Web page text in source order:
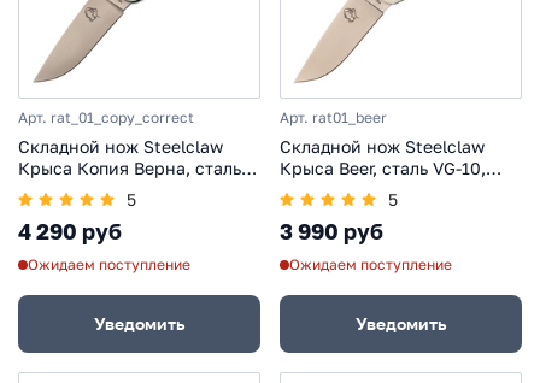
Арт. rat_01_copy_correct
Складной нож Steelclaw
Крыса Копия Верна, сталь
VG-10, рукоять G10, Limited
Edition
5
4 290 руб
Ожидаем поступление
Уведомить
Арт. rat01_beer
Складной нож Steelclaw
Крыса Beer, сталь VG-10,
рукоять G10
5
3 990 руб
Ожидаем поступление
Уведомить